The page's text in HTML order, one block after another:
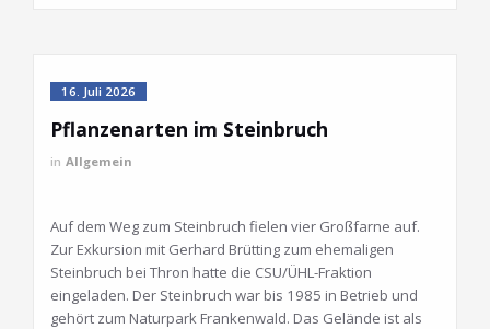
16. Juli 2026
Pflanzenarten im Steinbruch
in Allgemein
Auf dem Weg zum Steinbruch fielen vier Großfarne auf.
Zur Exkursion mit Gerhard Brütting zum ehemaligen
Steinbruch bei Thron hatte die CSU/ÜHL-Fraktion
eingeladen. Der Steinbruch war bis 1985 in Betrieb und
gehört zum Naturpark Frankenwald. Das Gelände ist als